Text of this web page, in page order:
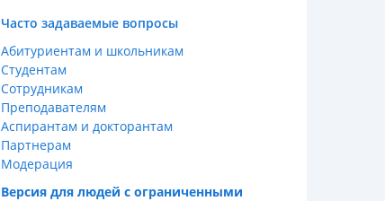
Часто задаваемые вопросы
Абитуриентам и школьникам
Студентам
Сотрудникам
Преподавателям
Аспирантам и докторантам
Партнерам
Модерация
Версия для людей с ограниченными